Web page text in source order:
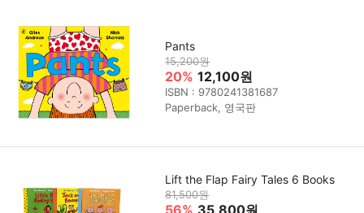
Pants
15,200원
20% 12,100원
ISBN : 9780241381687
Paperback, 영국판
Lift the Flap Fairy Tales 6 Books
81,500원
56% 35,800원